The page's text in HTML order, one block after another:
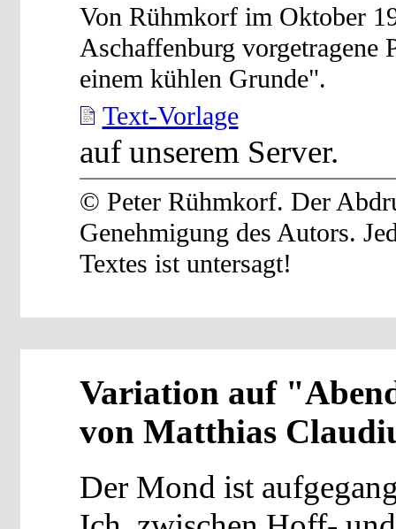
Von Rühmkorf im Oktober
Aschaffenburg
einem kühlen Grunde".
Text-Vorlage
auf unserem Server.
© Peter Rühmkorf. Der
Genehmigung des Autors.
Textes ist untersagt!
Variation auf
von Matthias
Der Mond ist